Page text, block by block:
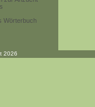
Wörterbuch
2026